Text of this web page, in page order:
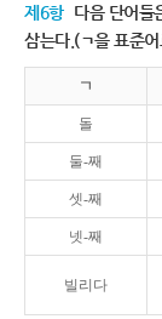
제6항 다음 단어들
삼는다.(ㄱ을 표준
ㄱ
돌
둘-째
셋-째
넷-째
빌리다